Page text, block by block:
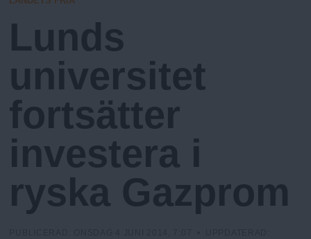
N
u
Lunds
universitet
fortsätter
investera i
ryska Gazprom